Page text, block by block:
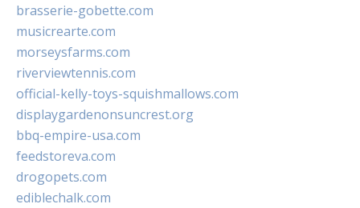
brasserie-gobette.com
musicrearte.com
morseysfarms.com
riverviewtennis.com
official-kelly-toys-squishmallows.com
displaygardenonsuncrest.org
bbq-empire-usa.com
feedstoreva.com
drogopets.com
ediblechalk.com